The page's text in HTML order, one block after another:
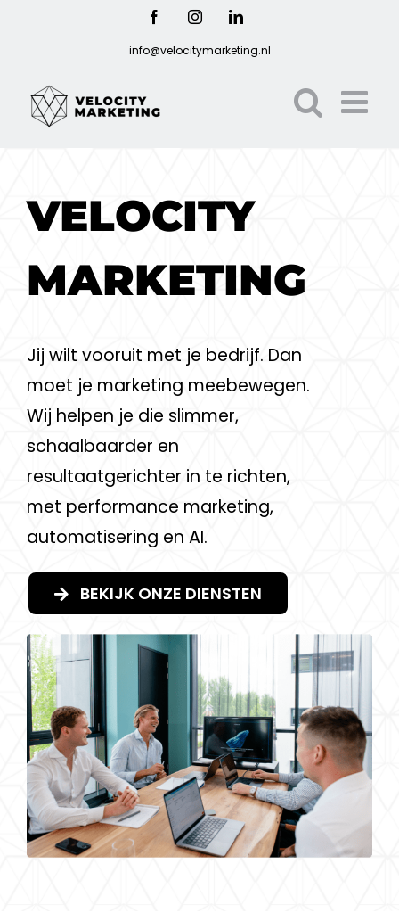
FacebookInstagramLinkedIn
info@velocitymarketing.nl
VELOCITY
MARKETING
Jij wilt vooruit met je bedrijf. Dan
moet je marketing meebewegen.
Wij helpen je die slimmer,
schaalbaarder en
resultaatgerichter in te richten,
met performance marketing,
automatisering en AI.
BEKIJK ONZE DIENSTEN